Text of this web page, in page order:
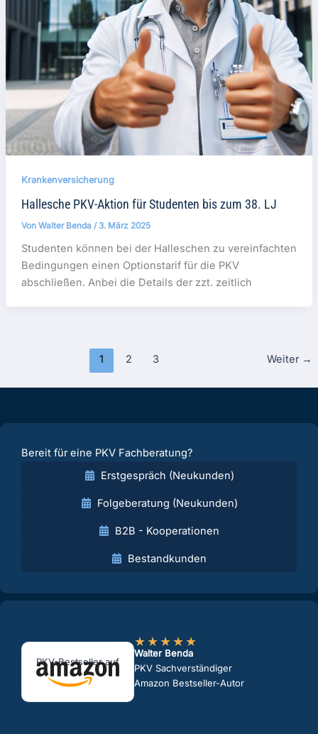
Krankenversicherung
Hallesche PKV-Aktion für Studenten bis zum 38. LJ
Von Walter Benda / 3. März 2025
Studenten können bei der Halleschen zu vereinfachten
Bedingungen einen Optionstarif für die PKV
abschließen. Anbei die Details der zzt. zeitlich
1 2 3 Weiter →
Bereit für eine PKV Fachberatung?
Erstgespräch (Neukunden)
Folgeberatung (Neukunden)
B2B - Kooperationen
Bestandkunden
PKV-Bestseller auf
★★★★★
Walter Benda
PKV Sachverständiger
Amazon Bestseller-Autor